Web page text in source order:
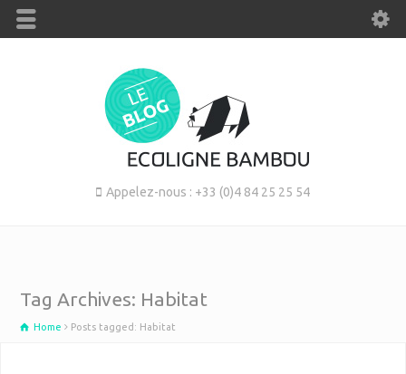
Appelez-nous : +33 (0)4 84 25 25 54
Tag Archives: Habitat
Home Posts tagged: Habitat